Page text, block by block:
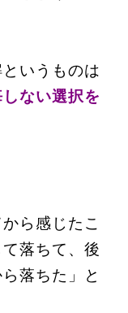
いうものは
ない選択を
ら感じたこ
落ちて、後
落ちた」と